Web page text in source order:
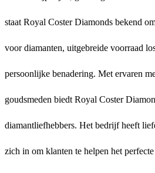
staat Royal Coster Diamonds bekend
voor diamanten, uitgebreide voorraad
persoonlijke benadering. Met ervaren
goudsmeden biedt Royal Coster
diamantliefhebbers. Het bedrijf heeft
zich in om klanten te helpen het